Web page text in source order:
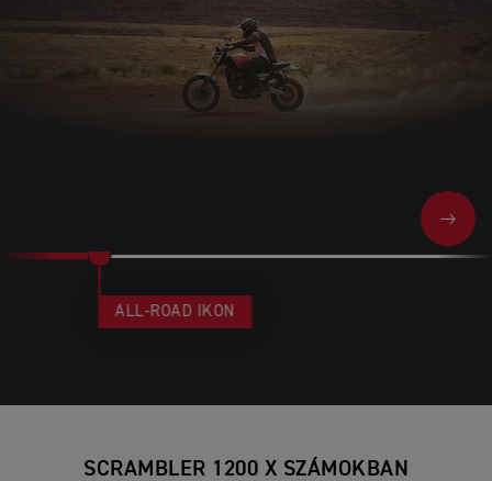
NEXT
ALL-ROAD IKON
SCRAMBLER 1200 X SZÁMOKBAN